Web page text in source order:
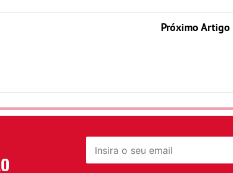
Próximo Artigo